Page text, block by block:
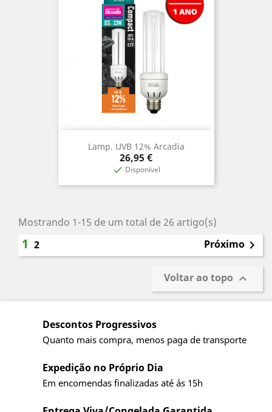
Lamp. UVB 12% Arcadia
Preço
26,95 €
 Disponível
Mostrando 1-15 de um total de 26 artigo(s)
1 2 Próximo 
Voltar ao topo 
Descontos Progressivos
Quanto mais compra, menos paga de transporte
Expedição no Próprio Dia
Em encomendas finalizadas até ás 15h